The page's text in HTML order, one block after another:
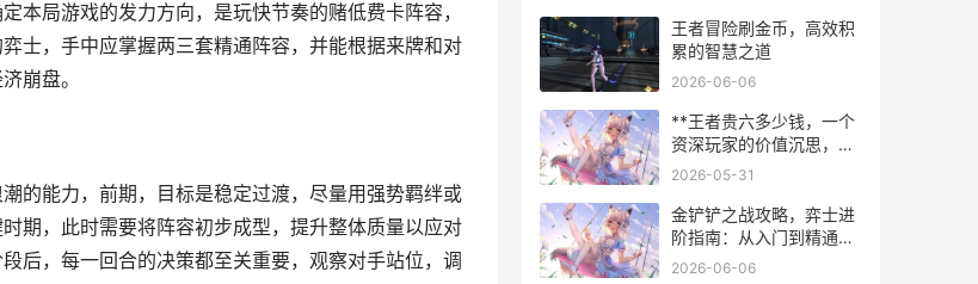
本局游戏的发力方向，是玩快节奏的赌低费卡阵容，
士，手中应掌握两三套精通阵容，并能根据来牌和对
崩盘。
的能力，前期，目标是稳定过渡，尽量用强势羁绊或
期，此时需要将阵容初步成型，提升整体质量以应对
后，每一回合的决策都至关重要，观察对手站位，调
王者冒险刷金币，高效积
累的智慧之道
2026-06-06
**王者贵六多少钱，一个
资深玩家的价值沉思，副
标题，虚拟荣耀与现实投
2026-05-31
金铲铲之战攻略，弈士进
阶指南：从入门到精通的
艺术
2026-06-06